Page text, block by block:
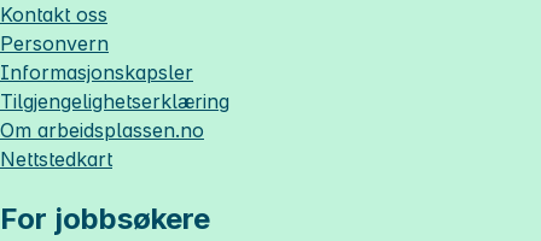
Kontakt oss
Personvern
Informasjonskapsler
Tilgjengelighetserklæring
Om arbeidsplassen.no
Nettstedkart
For jobbsøkere